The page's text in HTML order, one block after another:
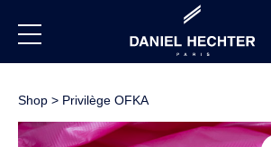
Shop > Privilège OFKA